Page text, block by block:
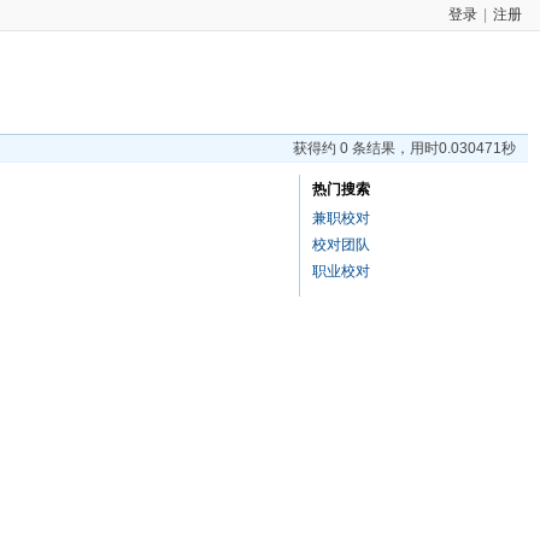
登录 注册
获得约 0 条结果，用时0.030471秒
热门搜索
兼职校对
校对团队
职业校对